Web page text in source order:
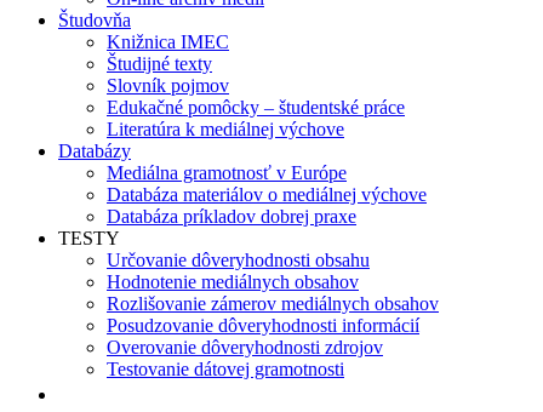
Študovňa
Knižnica IMEC
Študijné texty
Slovník pojmov
Edukačné pomôcky – študentské práce
Literatúra k mediálnej výchove
Databázy
Mediálna gramotnosť v Európe
Databáza materiálov o mediálnej výchove
Databáza príkladov dobrej praxe
TESTY
Určovanie dôveryhodnosti obsahu
Hodnotenie mediálnych obsahov
Rozlišovanie zámerov mediálnych obsahov
Posudzovanie dôveryhodnosti informácií
Overovanie dôveryhodnosti zdrojov
Testovanie dátovej gramotnosti